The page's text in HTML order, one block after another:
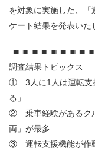
を対象に実施した、「
ケート結果を発表いた
調査結果トピックス
① 3人に1人は運転支
る」
② 乗車経験があるク
両」が最多
③ 運転支援機能が作